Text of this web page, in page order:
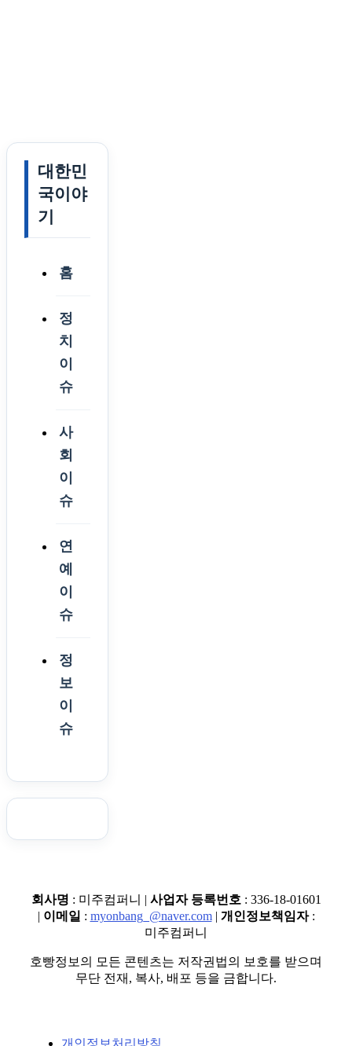
대한민
국이야
기
홈
정
치
이
슈
사
회
이
슈
연
예
이
슈
정
보
이
슈
회사명 : 미주컴퍼니 | 사업자 등록번호 : 336-18-01601
| 이메일 : myonbang_@naver.com| 개인정보책임자:
미주컴퍼니
호빵정보의 모든 콘텐츠는 저작권법의 보호를 받으며
무단 전재, 복사, 배포 등을 금합니다.